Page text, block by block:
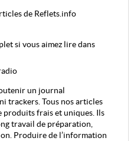
de Reflets.info
si vous aimez lire dans
un journal
trackers. Tous nos articles
produits frais et uniques. Ils
travail de préparation,
Produire de l’information